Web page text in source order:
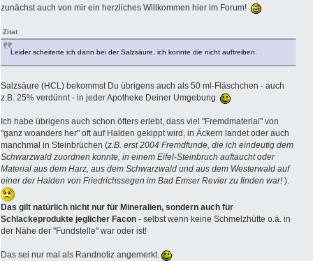
zunächst auch von mir ein herzliches Willkommen hier im Forum!
Zitat
Leider scheiterte ich dann bei der Salzsäure, ich konnte die nicht auftreiben.
Salzsäure (HCL) bekommst Du übrigens auch als 50 ml-Fläschchen - auch
z.B. 25% verdünnt - in jeder Apotheke Deiner Umgebung.
Ich habe übrigens auch schon öfters erlebt, dass viel "Fremdmaterial" von
"ganz woanders her" oft auf Halden gekippt wird, in Äckern landet oder auch
manchmal in Steinbrüchen (z.B. erst 2004 Fremdfunde, die ich eindeutig dem
Schwarzwald zuordnen konnte, in einem Eifel-Steinbruch auftaucht oder
Material aus dem Harz, aus dem Schwarzwald und aus dem Westerwald auf
einer der Halden von Friedrichssegen im Bad Emser Revier zu finden war! ).
Das gilt natürlich nicht nur für Mineralien, sondern auch für
Schlackeprodukte jeglicher Facon - selbst wenn keine Schmelzhütte o.ä. in
der Nähe der "Fundstelle" war oder ist!
Das sei nur mal als Randnotiz angemerkt.